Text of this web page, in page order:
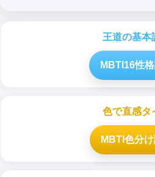
王道の基本
MBTI16性
色で直感タ
MBTI色分